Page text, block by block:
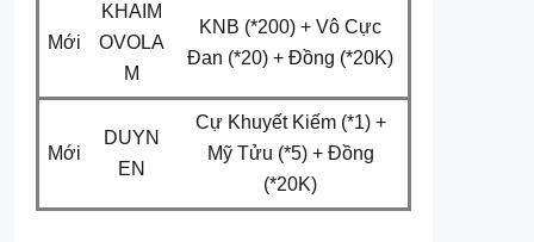
Mới
KHAIM
OVOLA
M
KNB (*200) + Vô Cực
Đan (*20) + Đồng (*20K)
Mới
DUYN
EN
Cự Khuyết Kiếm (*1) +
Mỹ Tửu (*5) + Đồng
(*20K)